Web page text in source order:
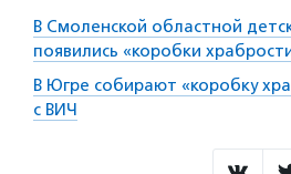
В Смоленской областной
появились «коробки
В Югре собирают «коробку
с ВИЧ